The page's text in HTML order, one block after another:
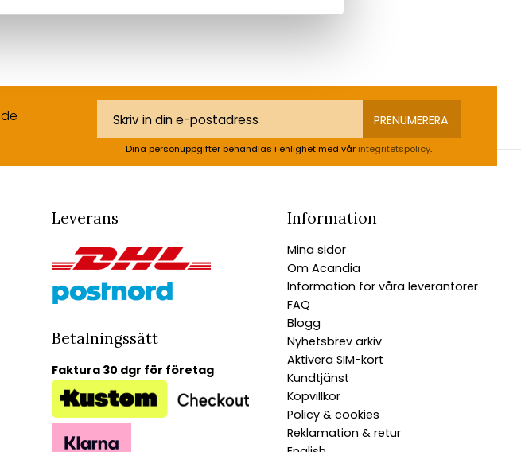
PRENUMERERA
Dina personuppgifter behandlas i enlighet med vår integritetspolicy.
Leverans
Betalningssätt
Faktura 30 dgr för företag
Information
Mina sidor
Om Acandia
Information för våra leverantörer
FAQ
Blogg
Nyhetsbrev arkiv
Aktivera SIM-kort
Kundtjänst
Köpvillkor
Policy & cookies
Reklamation & retur